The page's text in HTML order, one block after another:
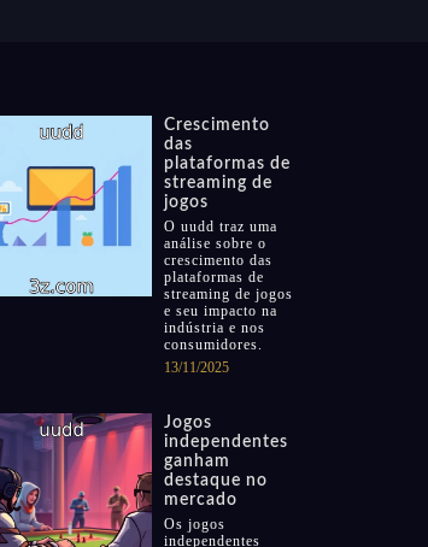
Crescimento
das
plataformas de
streaming de
jogos
O uudd traz uma
análise sobre o
crescimento das
plataformas de
streaming de jogos
e seu impacto na
indústria e nos
consumidores.
13/11/2025
Jogos
independentes
ganham
destaque no
mercado
Os jogos
independentes